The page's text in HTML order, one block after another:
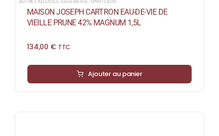
MAISON JOSEPH CARTRON EAU-DE-VIE DE
VIEILLE PRUNE 42% MAGNUM 1,5L
134,00 € TTC
Ajouter au panier